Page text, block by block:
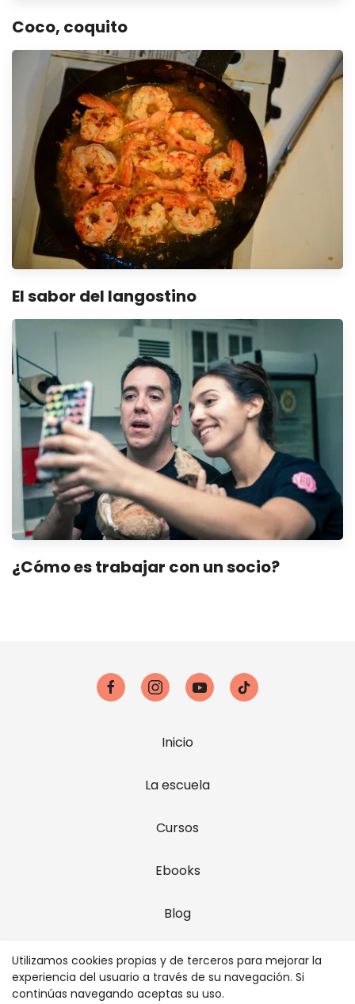
Coco, coquito
El sabor del langostino
¿Cómo es trabajar con un socio?
Inicio
La escuela
Cursos
Ebooks
Blog
Contacto
Utilizamos cookies propias y de terceros para mejorar la
experiencia del usuario a través de su navegación. Si
continúas navegando aceptas su uso.